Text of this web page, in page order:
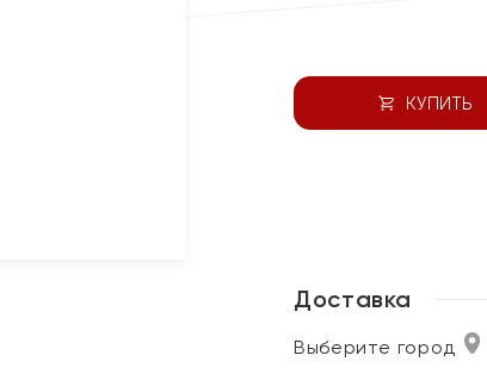
КУПИТЬ
Доставка
Выберите город